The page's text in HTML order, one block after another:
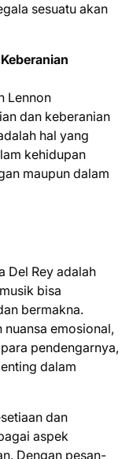
sesuatu akan
Lennon
dan keberanian
hal yang
kehidupan
maupun dalam
Del Rey adalah
bisa
bermakna.
emosional,
pendengarnya,
dalam
dan
aspek
Dengan pesan-